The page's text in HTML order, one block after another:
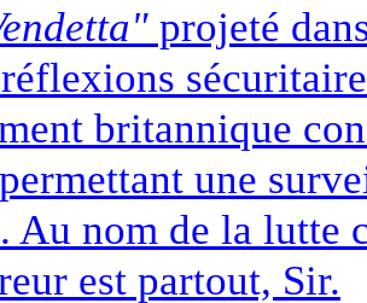
projeté
britannique
une
Au nom de la lutte
est partout, Sir.